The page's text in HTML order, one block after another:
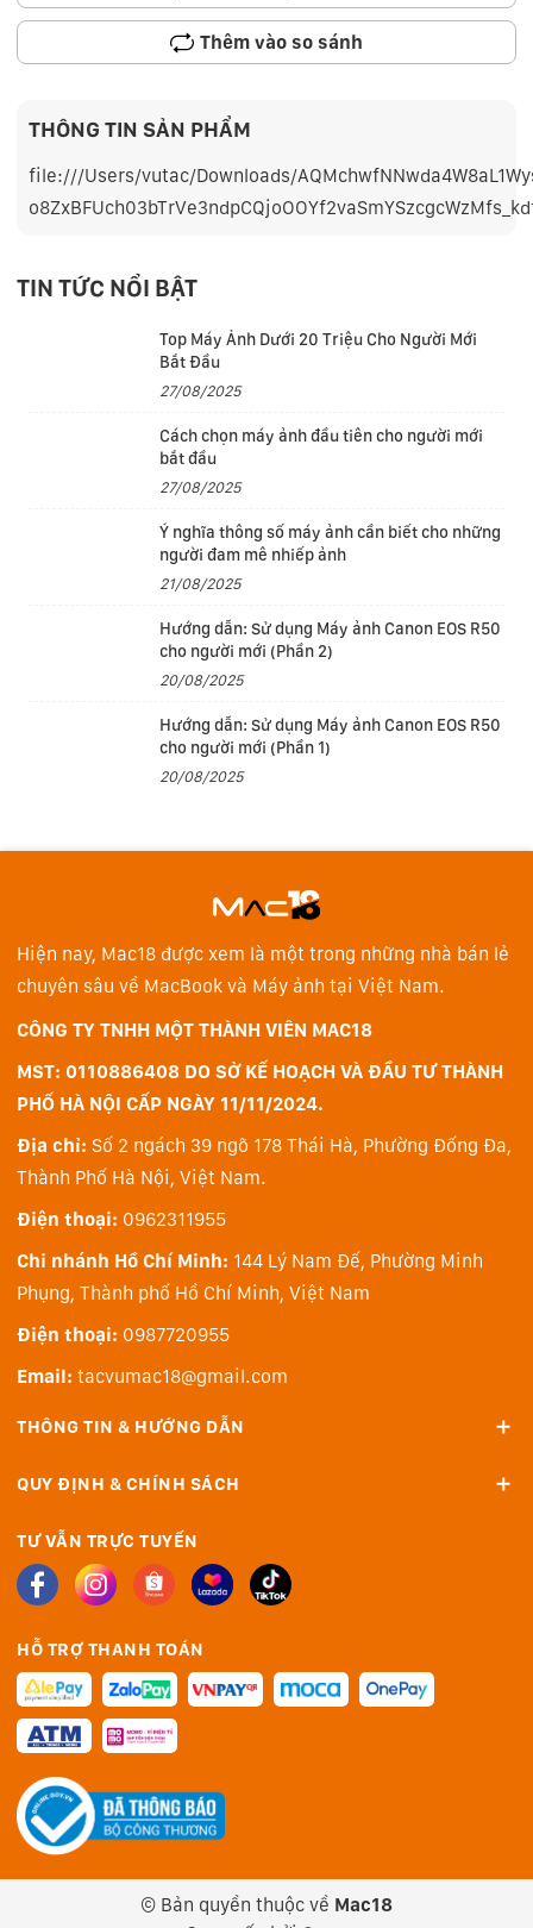
Thêm vào so sánh
THÔNG TIN SẢN PHẨM
file:///Users/vutac/Downloads/
TIN TỨC NỔI BẬT
Top Máy Ảnh Dưới 20 Triệu Cho Người Mới
Bắt Đầu
27/08/2025
Cách chọn máy ảnh đầu tiên cho người mới
bắt đầu
27/08/2025
Ý nghĩa thông số máy ảnh cần biết cho những
người đam mê nhiếp ảnh
21/08/2025
Hướng dẫn: Sử dụng Máy ảnh Canon EOS R50
cho người mới (Phần 2)
20/08/2025
Hướng dẫn: Sử dụng Máy ảnh Canon EOS R50
cho người mới (Phần 1)
20/08/2025
Hiện nay, Mac18 được xem là một trong những nhà bán lẻ
chuyên sâu về MacBook và Máy ảnh tại Việt Nam.
CÔNG TY TNHH MỘT THÀNH VIÊN MAC18
MST: 0110886408 DO SỞ KẾ HOẠCH VÀ ĐẦU TƯ THÀNH
PHỐ HÀ NỘI CẤP NGÀY 11/11/2024.
Địa chỉ: Số 2 ngách 39 ngõ 178 Thái Hà, Phường Đống Đa,
Thành Phố Hà Nội, Việt Nam.
Điện thoại: 0962311955
Chi nhánh Hồ Chí Minh: 144 Lý Nam Đế, Phường Minh
Phụng, Thành phố Hồ Chí Minh, Việt Nam
Điện thoại: 0987720955
Email: tacvumac18@gmail.com
THÔNG TIN & HƯỚNG DẪN
QUY ĐỊNH & CHÍNH SÁCH
TƯ VẪN TRỰC TUYẾN
HỖ TRỢ THANH TOÁN
© Bản quyền thuộc về Mac18